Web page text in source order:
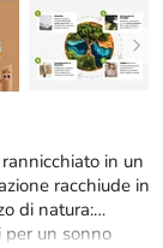
in un
racchiude in
di natura:
un sonno